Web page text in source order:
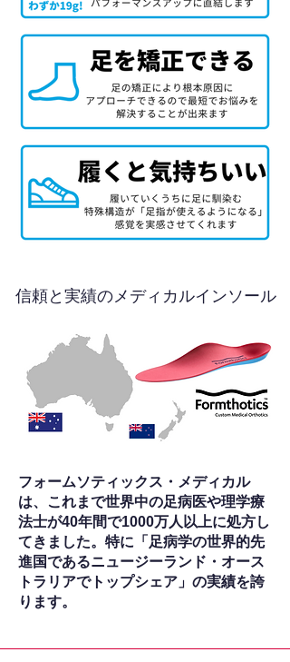
信頼と実績のメディカルインソール
フォームソティックス・メディカル
は、これまで世界中の足病医や理学療
法士が40年間で1000万人以上に処方し
てきました。特に「足病学の世界的先
進国であるニュージーランド・オース
トラリアでトップシェア」の実績を誇
ります。